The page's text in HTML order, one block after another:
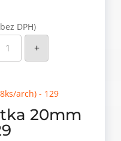
DPH)
krytka
20mm
arch)
+
20mm